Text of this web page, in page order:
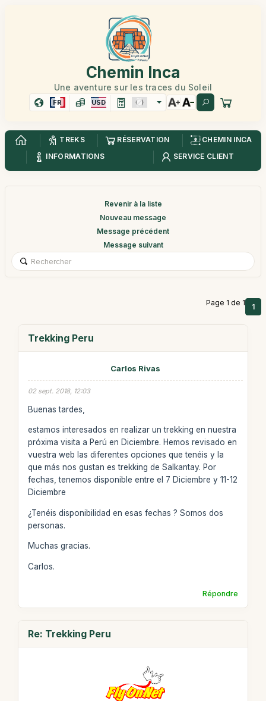
Chemin Inca
Une aventure sur les traces du Soleil
FR USD
TREKS RÉSERVATION
CHEMIN INCA
INFORMATIONS
SERVICE CLIENT
Revenir à la liste
Nouveau message
Message précédent
Message suivant
Page 1 de 1 1
Trekking Peru
Carlos Rivas
02 sept. 2018, 12:03
Buenas tardes,
estamos interesados en realizar un trekking en nuestra
próxima visita a Perú en Diciembre. Hemos revisado en
vuestra web las diferentes opciones que tenéis y la
que más nos gustan es trekking de Salkantay. Por
fechas, tenemos disponible entre el 7 Diciembre y 11-12
Diciembre
¿Tenéis disponibilidad en esas fechas ? Somos dos
personas.
Muchas gracias.
Carlos.
Répondre
Re: Trekking Peru